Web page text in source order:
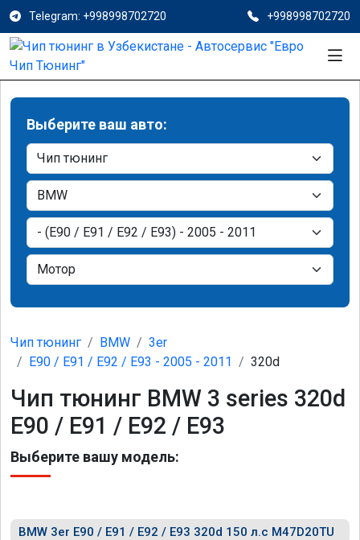
Telegram: +998998702720 +998998702720
Выберите ваш авто:
Чип тюнинг BMW
3er
E90 / E91 / E92 / E93 - 2005 - 2011
320d
Чип тюнинг BMW 3 series 320d
E90 / E91 / E92 / E93
Выберите вашу модель:
BMW 3er E90 / E91 / E92 / E93 320d 150 л.с M47D20TU